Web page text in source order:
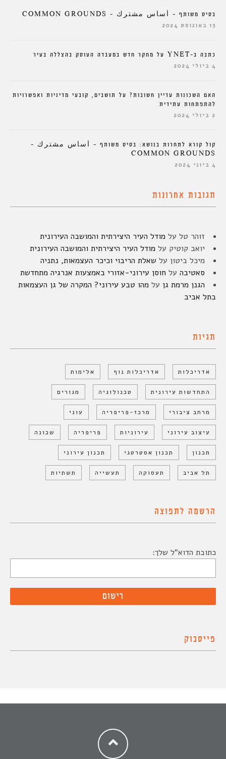
בסיס משותף – أساس مشترك – COMMON GROUNDS
13 באוגוסט 2024
כתבה ב-YNET על מחקר חדש במעבדה העוסק בהצללה בעיר
4 ביולי 2024
האם השכונות עדיין חשובות? על תושבים, קובעי מדיניות ואפשרויות
להתפתחות עתידית
2 ביולי 2024
קול קורא לתחרות בנושא: בסיס משותף – أساس مشترك –
COMMON GROUNDS
4 ביוני 2024
תגובות אחרונות
זוהר טל על מודל העיר היצירתית והמושבה העירונית
יואב קוטיק על מודל העיר היצירתית והמושבה העירונית
מיכל ביטון על שאלת הריבוי וכיכר העצמאות, נתניה
סאטיבה על חוסן עירוני-אזורי באמצעות אנרגיה מתחדשת
הגנן מרמת גן על מהו טבע עירוני? המקרה של גן העצמאות
בתל אביב
תגיות
אדריכלות אדריכלות נוף אלימות
התחדשות עירונית טכנולוגיה מגורים
מרחב ציבורי מרכז-פריפריה עוני
עיצוב עירוני עירוניות פריפריה שכונה
תכנון תכנון אסטרטגי תכנון עירוני
תל אביב תעסוקה תעשייה תשתיות
הרשמה לתפוצה
כתובת הדוא"ל שלך:
פייסבוק